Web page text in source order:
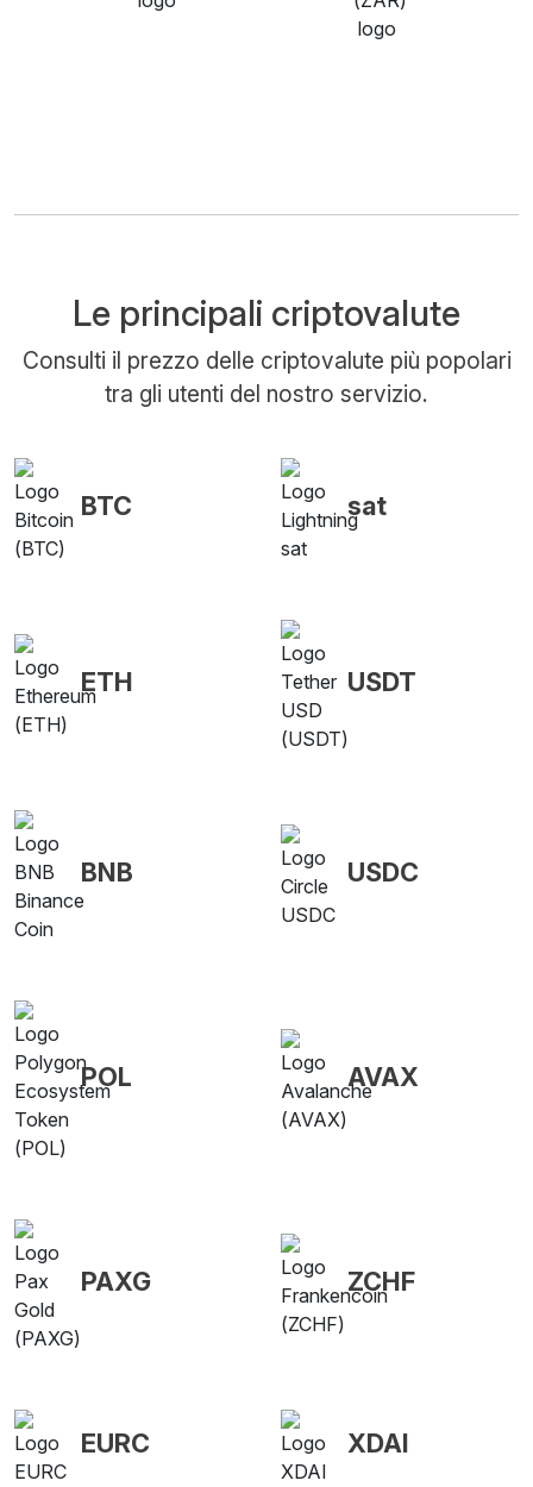
Le principali criptovalute
Consulti il prezzo delle criptovalute più popolari
tra gli utenti del nostro servizio.
BTC sat
ETH USDT
BNB USDC
POL AVAX
PAXG ZCHF
EURC XDAI